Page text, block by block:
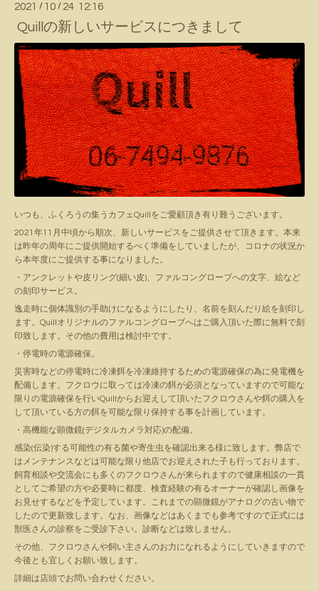
2021 / 10 / 24 12:16
Quillの新しいサービスにつきまして
いつも、ふくろうの集うカフェQuillをご愛顧頂き有り難うございます。
2021年11月中頃から順次、新しいサービスをご提供させて頂きます。本来
は昨年の周年にご提供開始するべく準備をしていましたが、コロナの状況か
ら本年度にご提供する事になりました。
・アンクレットや皮リング(細い皮)、ファルコングローブへの文字、絵など
の刻印サービス。
逸走時に個体識別の手助けになるようにしたり、名前を刻んだり絵を刻印し
ます。Quillオリジナルのファルコングローブへはご購入頂いた際に無料で刻
印致します。その他の費用は検討中です。
・停電時の電源確保。
災害時などの停電時に冷凍餌を冷凍維持するための電源確保の為に発電機を
配備します。フクロウに取っては冷凍の餌が必須となっていますので可能な
限りの電源確保を行いQuillからお迎えして頂いたフクロウさんや餌の購入を
して頂いている方の餌を可能な限り保持する事を計画しています。
・高機能な顕微鏡(デジタルカメラ対応)の配備。
感染(伝染)する可能性の有る菌や寄生虫を確認出来る様に致します。弊店で
はメンテナンスなどは可能な限り他店でお迎えされた子も行っております。
飼育相談や交流会にも多くのフクロウさんが来られますので健康相談の一貫
としてご希望の方や必要時に都度、検査経験の有るオーナーが確認し画像を
お見せするなどを予定しています。これまでの顕微鏡がアナログの古い物で
したので更新致します。なお、画像などはあくまでも参考ですので正式には
獣医さんの診察をご受診下さい。診断などは致しません。
その他、フクロウさんや飼い主さんのお力になれるようにしていきますので
今後とも宜しくお願い致します。
詳細は店頭でお問い合わせください。